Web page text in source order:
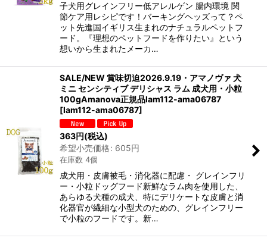
子犬用グレインフリー低アレルゲン 腸内環境 関
節ケア用レシピです！バーキングヘッズって？ペ
ット先進国イギリス生まれのナチュラルペットフ
ード。『理想のペットフードを作りたい』という
想いから生まれたメーカ…
SALE/NEW 賞味切迫2026.9.19・アマノヴァ 犬
ミニ センシティブ デリシャス ラム 成犬用・小粒
100gAmanova正規品lam112-ama06787
[lam112-ama06787]
363円(税込)
希望小売価格: 605円
在庫数 4個
成犬用・皮膚被毛・消化器に配慮・ グレインフリ
ー・小粒ドッグフード新鮮なラム肉を使用した、
あらゆる犬種の成犬、特にデリケートな皮膚と消
化器官が繊細な小型犬のための、グレインフリー
で小粒のフードです。新…